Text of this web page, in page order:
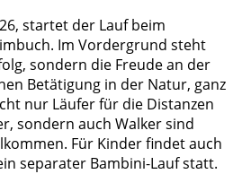
startet der Lauf beim
Im Vordergrund steht
sondern die Freude an der
Betätigung in der Natur, ganz
nur Läufer für die Distanzen
sondern auch Walker sind
Für Kinder findet auch
separater Bambini-Lauf statt.